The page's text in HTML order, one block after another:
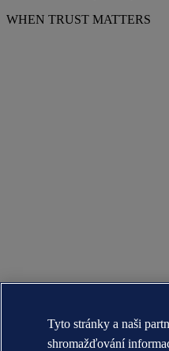
WHEN TRUST MATTERS
Tyto stránky a naši
shromažďování